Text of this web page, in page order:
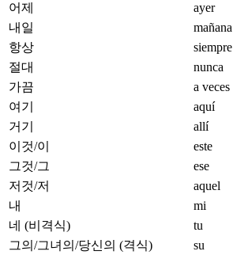
어제
ayer
내일
mañana
항상
siempre
절대
nunca
가끔
a veces
여기
aquí
거기
allí
이것/이
este
그것/그
ese
저것/저
aquel
내
mi
네 (비격식)
tu
그의/그녀의/당신의 (격식)
su